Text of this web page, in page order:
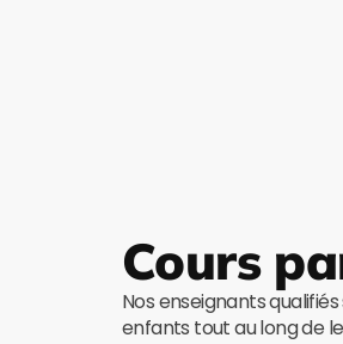
Cours
Nos enseignants
enfants tout au long de